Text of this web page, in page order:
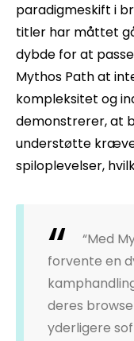
paradigmeskift i
titler har måttet
dybde for at
Mythos Path at
kompleksitet og
demonstrerer, at
understøtte
spiloplevelser,
“Med
forvente en
deres
yderligere